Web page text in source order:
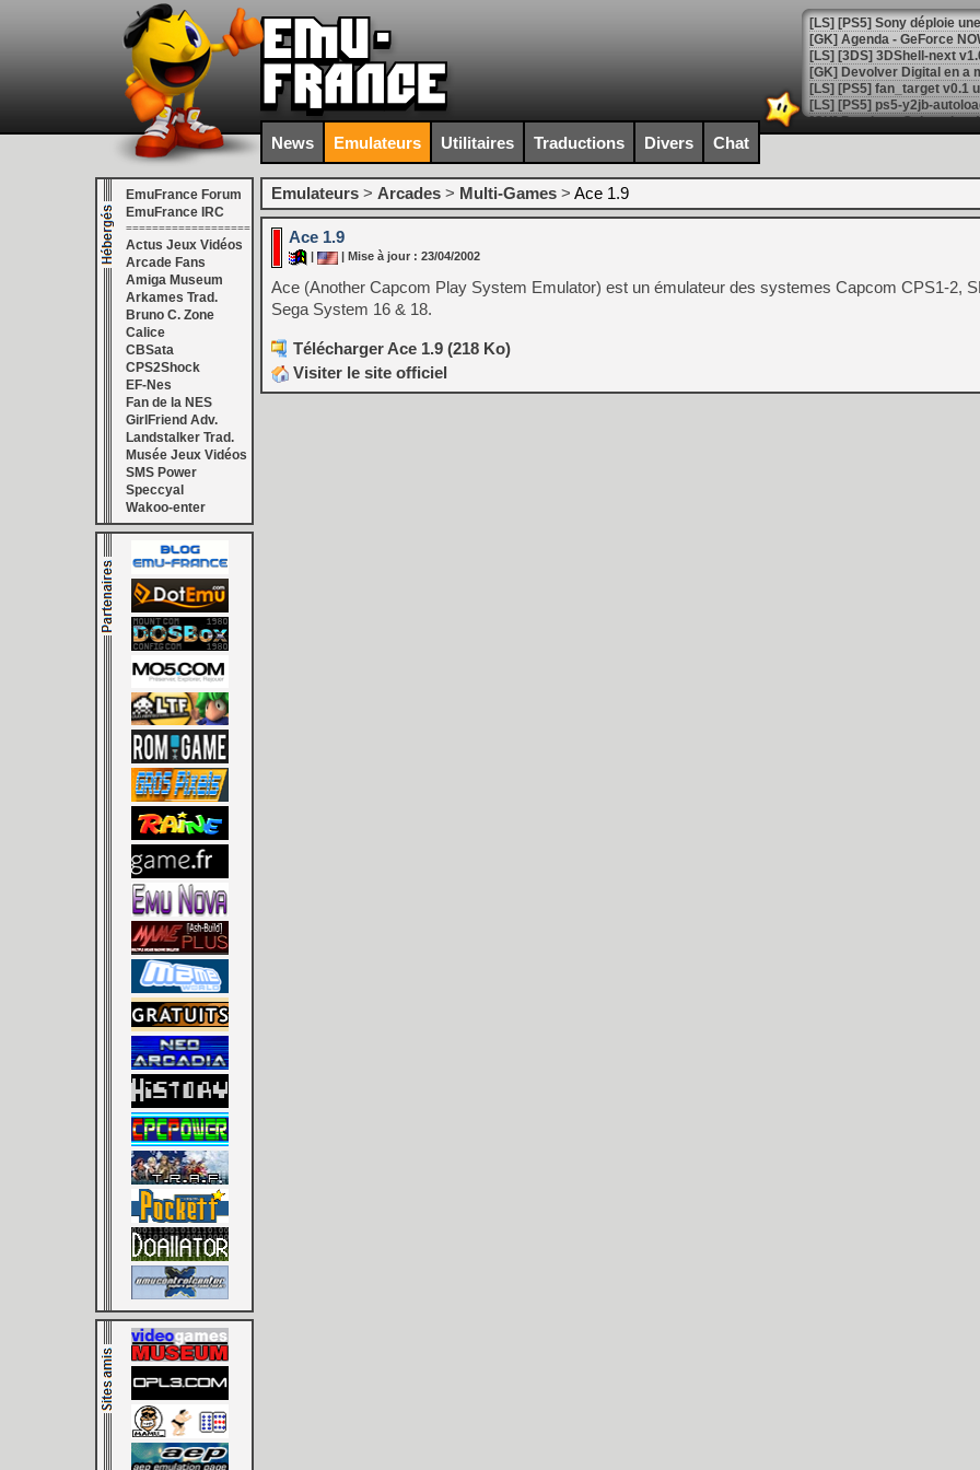
[GK] Agenda - GeForce
[GK] Devolver Digital en a
[LS] [PS5] ps5-y2jb-
[GK] Pourquoi Marvel
[GK] Test : Restory : Chill
[GK] GTA 6 : Rockstar
[GK] Hot Wheels Infinite
[GK] Mémoire cash -
[GK] Résultats Nintendo :
[GK] Déjà des
[Mo5] Brickboy cherche à
[GK] Minecraft et ses «
[GK] Beast of
[GK] Ubisoft : fin de partie
[GK] Mémoire cash -
[GK] Dan Houser (GTA)
[GK] Comment EA Sports
[GK] Crimson Moon : un
[GK] Isle of Reveries : le
[GK] Moonlighter 2 : The
[GK] Capcom relance
[Mo5] Deux inédits du
[GK] Le beat'em up The
[GK] Endless Legend 2 :
[LS] [PS5] Le WebKit
[GK] Oubliez Crazy Taxi,
[LS] [Switch] NSZ 5.0.0
[GK] No More Room in
News Emulateurs Utilitaires Traductions Divers Chat
EmuFrance Forum
EmuFrance IRC
===================
Actus Jeux Vidéos
Arcade Fans
Amiga Museum
Arkames Trad.
Bruno C. Zone
Calice
CBSata
CPS2Shock
EF-Nes
Fan de la NES
GirlFriend Adv.
Landstalker Trad.
Musée Jeux Vidéos
SMS Power
Speccyal
Wakoo-enter
Emulateurs > Arcades > Multi-Games > Ace 1.9
Ace 1.9
| Mise à jour : 23/04/2002
Ace (Another Capcom Play System Emulator) est un émulateur des systemes Capcom CPS1-2,
Sega System 16 & 18.
Télécharger Ace 1.9 (218 Ko)
Visiter le site officiel